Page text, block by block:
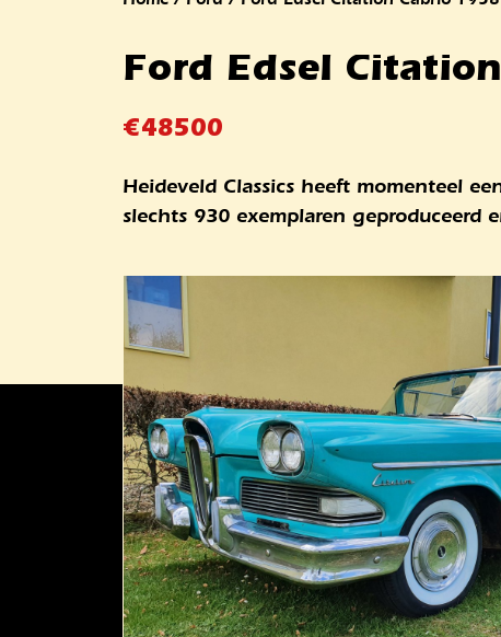
Ford Edsel
€48500
Heideveld Classics heeft momenteel
slechts 930 exemplaren